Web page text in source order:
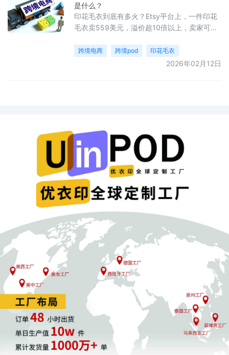
是什么？
印花毛衣到底有多火？Etsy平台上，一件印花
毛衣卖559美元，溢价超10倍以上，卖家可以
独特性。同样的爆款在TEMU上也随处可见。
跨境电商 跨境pod 印花毛衣
2026年02月12日